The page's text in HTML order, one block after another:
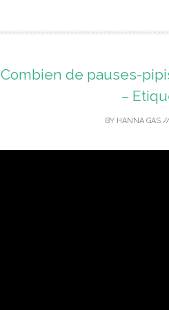
Combien de pauses-
–
BY HANNA GAS//